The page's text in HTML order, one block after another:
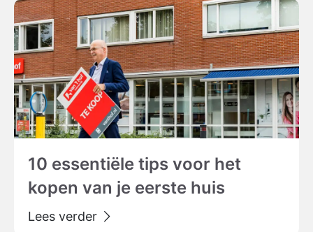
10 essentiële tips voor het
kopen van je eerste huis